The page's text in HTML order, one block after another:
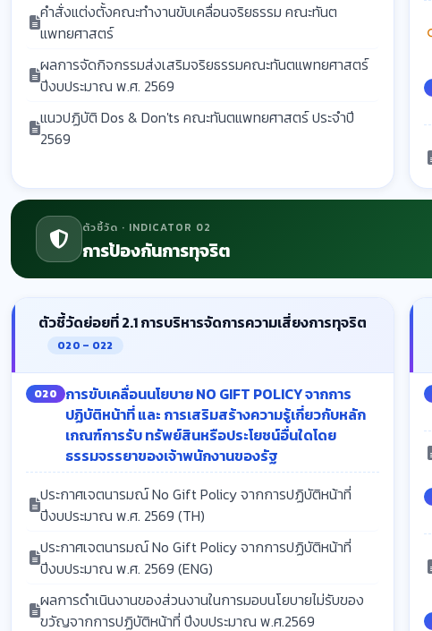
คำสั่งแต่งตั้งคณะทำงานขับเคลื่อนจริยธรรม คณะทันต
แพทยศาสตร์
ผลการจัดกิจกรรมส่งเสริมจริยธรรมคณะทันตแพทยศาสตร์
ปีงบประมาณ พ.ศ. 2569
แนวปฏิบัติ Dos & Don'ts คณะทันตแพทยศาสตร์ ประจำปี
2569
ตัวชี้วัด · INDICATOR 02
การป้องกันการทุจริต
ตัวชี้วัดย่อยที่ 2.1 การบริหารจัดการความเสี่ยงการทุจริต
O20 – O22
O20
การขับเคลื่อนนโยบาย NO GIFT POLICY จากการ
ปฏิบัติหน้าที่ และ การเสริมสร้างความรู้เกี่ยวกับหลัก
เกณฑ์การรับ ทรัพย์สินหรือประโยชน์อื่นใดโดย
ธรรมจรรยาของเจ้าพนักงานของรัฐ
ประกาศเจตนารมณ์ No Gift Policy จากการปฏิบัติหน้าที่
ปีงบประมาณ พ.ศ. 2569 (TH)
ประกาศเจตนารมณ์ No Gift Policy จากการปฏิบัติหน้าที่
ปีงบประมาณ พ.ศ. 2569 (ENG)
ผลการดำเนินงานของส่วนงานในการมอบนโยบายไม่รับของ
ขวัญจากการปฏิบัติหน้าที่ ปีงบประมาณ พ.ศ.2569